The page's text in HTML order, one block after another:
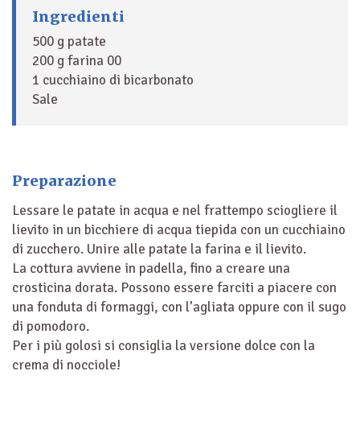
Ingredienti
500 g patate
200 g farina 00
1 cucchiaino di bicarbonato
Sale
Preparazione
Lessare le patate in acqua e nel frattempo sciogliere il
lievito in un bicchiere di acqua tiepida con un cucchiaino
di zucchero. Unire alle patate la farina e il lievito.
La cottura avviene in padella, fino a creare una
crosticina dorata. Possono essere farciti a piacere con
una fonduta di formaggi, con l’agliata oppure con il sugo
di pomodoro.
Per i più golosi si consiglia la versione dolce con la
crema di nocciole!